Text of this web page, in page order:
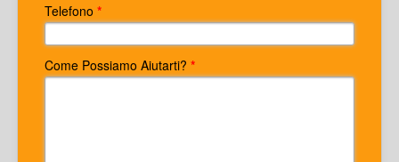
Telefono *
Come Possiamo Aiutarti? *